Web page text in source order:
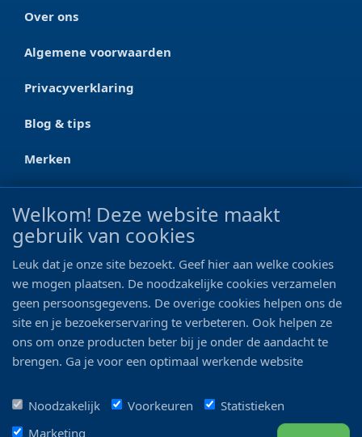
Over ons
Algemene voorwaarden
Privacyverklaring
Blog & tips
Merken
CONTACT
Ootmarsumseweg 125a
0546 - 622 990
06 - 11 19 81 42
info@bo-vis.nl
Welkom! Deze website maakt
gebruik van cookies
Leuk dat je onze site bezoekt. Geef hier aan welke cookies
we mogen plaatsen. De noodzakelijke cookies verzamelen
geen persoonsgegevens. De overige cookies helpen ons de
site en je bezoekerservaring te verbeteren. Ook helpen ze
ons om onze producten beter bij je onder de aandacht te
brengen. Ga je voor een optimaal werkende website
Noodzakelijk
Voorkeuren
Statistieken
Marketing